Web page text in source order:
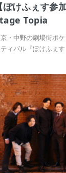
【ぽけふぇす参
Topia
・中野の劇場街ポ
ィバル『ぽけふぇ